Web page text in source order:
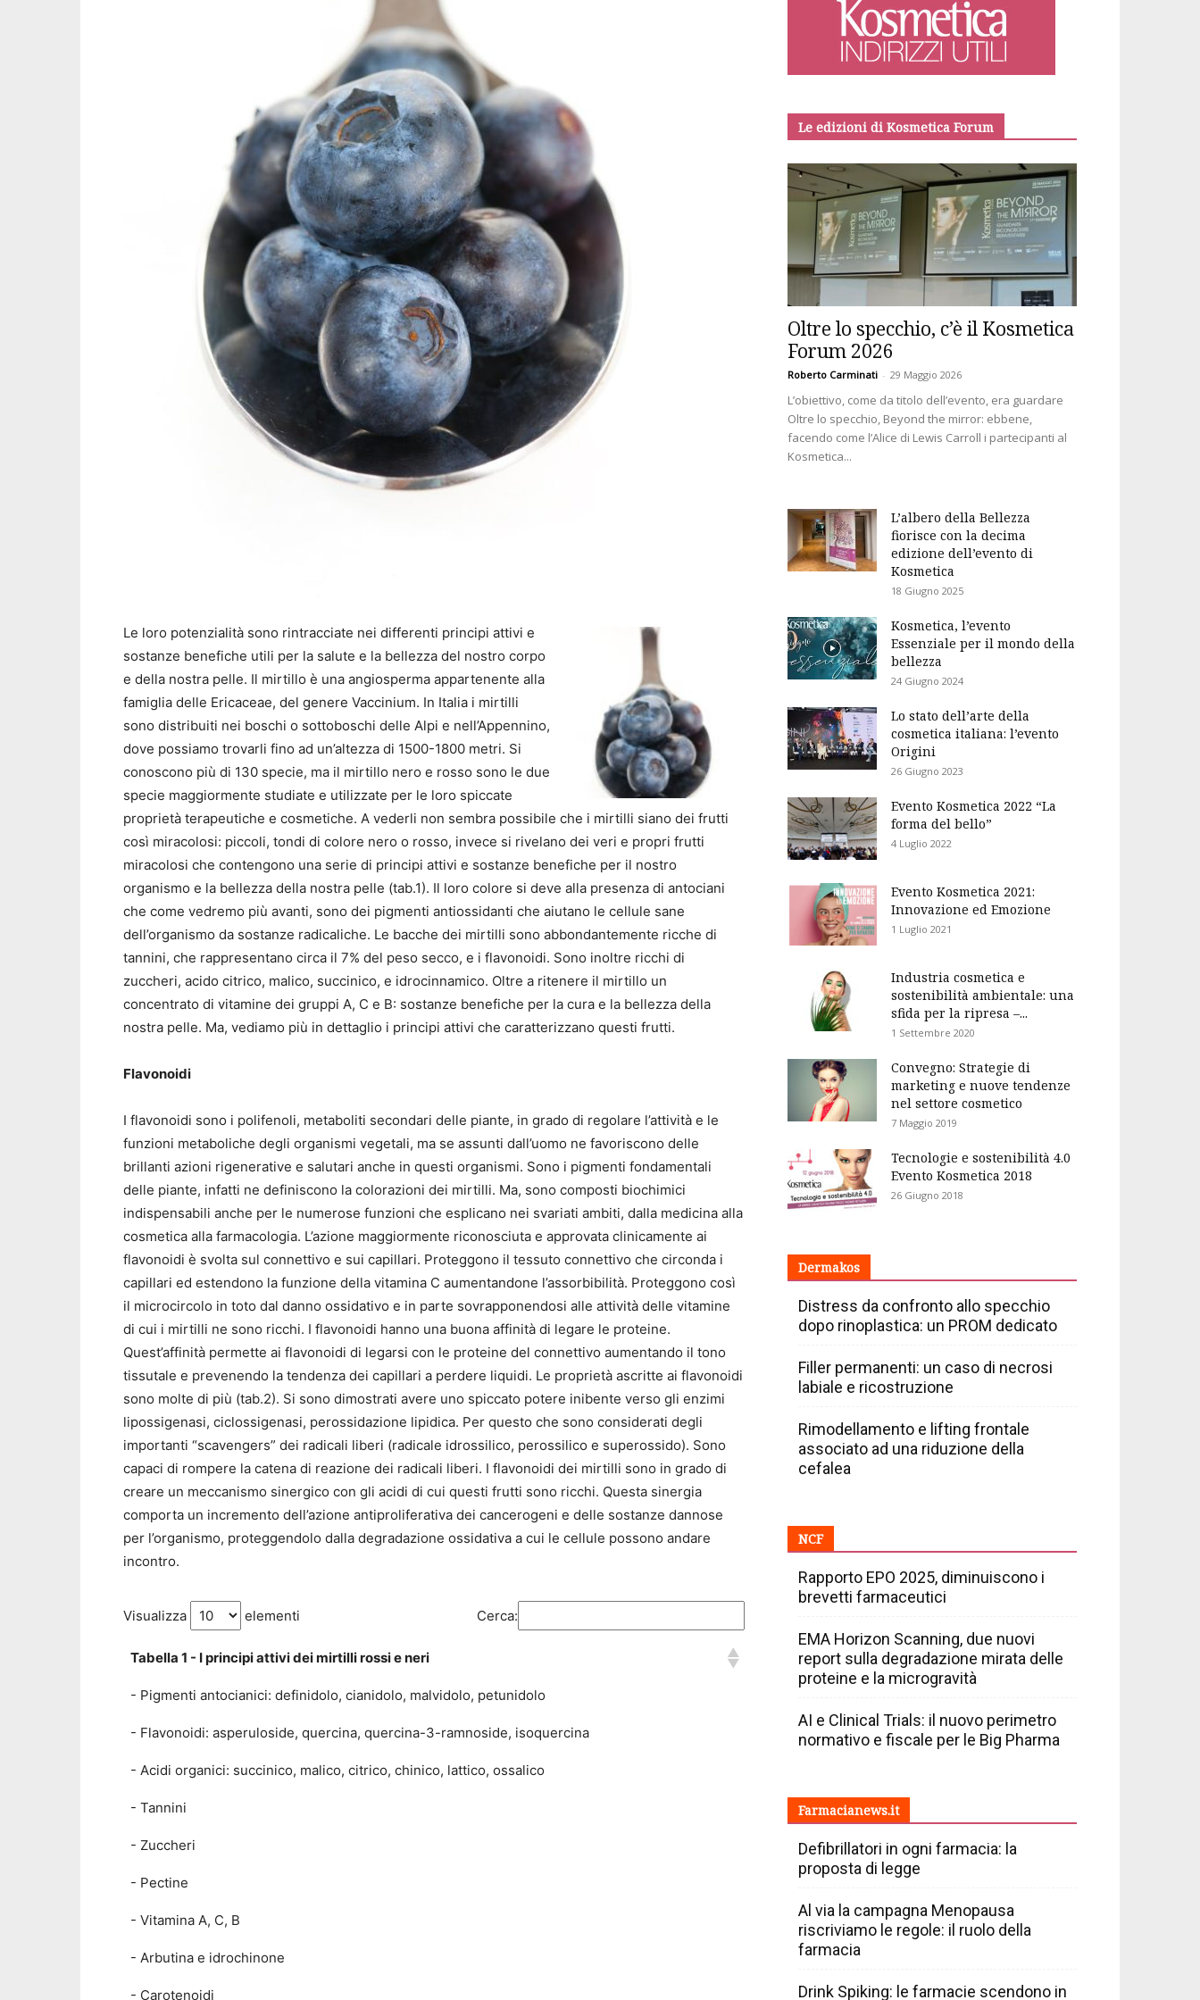
Le loro potenzialità sono rintracciate nei differenti principi attivi e
sostanze benefiche utili per la salute e la bellezza del nostro corpo
e della nostra pelle. Il mirtillo è una angiosperma appartenente alla
famiglia delle Ericaceae, del genere Vaccinium. In Italia i mirtilli
sono distribuiti nei boschi o sottoboschi delle Alpi e nell’Appennino,
dove possiamo trovarli fino ad un’altezza di 1500-1800 metri. Si
conoscono più di 130 specie, ma il mirtillo nero e rosso sono le due
specie maggiormente studiate e utilizzate per le loro spiccate
proprietà terapeutiche e cosmetiche. A vederli non sembra possibile che i mirtilli siano dei frutti
così miracolosi: piccoli, tondi di colore nero o rosso, invece si rivelano dei veri e propri frutti
miracolosi che contengono una serie di principi attivi e sostanze benefiche per il nostro
organismo e la bellezza della nostra pelle (tab.1). Il loro colore si deve alla presenza di antociani
che come vedremo più avanti, sono dei pigmenti antiossidanti che aiutano le cellule sane
dell’organismo da sostanze radicaliche. Le bacche dei mirtilli sono abbondantemente ricche di
tannini, che rappresentano circa il 7% del peso secco, e i flavonoidi. Sono inoltre ricchi di
zuccheri, acido citrico, malico, succinico, e idrocinnamico. Oltre a ritenere il mirtillo un
concentrato di vitamine dei gruppi A, C e B: sostanze benefiche per la cura e la bellezza della
nostra pelle. Ma, vediamo più in dettaglio i principi attivi che caratterizzano questi frutti.
Flavonoidi
I flavonoidi sono i polifenoli, metaboliti secondari delle piante, in grado di regolare l’attività e le
funzioni metaboliche degli organismi vegetali, ma se assunti dall’uomo ne favoriscono delle
brillanti azioni rigenerative e salutari anche in questi organismi. Sono i pigmenti fondamentali
delle piante, infatti ne definiscono la colorazioni dei mirtilli. Ma, sono composti biochimici
indispensabili anche per le numerose funzioni che esplicano nei svariati ambiti, dalla medicina alla
cosmetica alla farmacologia. L’azione maggiormente riconosciuta e approvata clinicamente ai
flavonoidi è svolta sul connettivo e sui capillari. Proteggono il tessuto connettivo che circonda i
capillari ed estendono la funzione della vitamina C aumentandone l’assorbibilità. Proteggono così
il microcircolo in toto dal danno ossidativo e in parte sovrapponendosi alle attività delle vitamine
di cui i mirtilli ne sono ricchi. I flavonoidi hanno una buona affinità di legare le proteine.
Quest’affinità permette ai flavonoidi di legarsi con le proteine del connettivo aumentando il tono
tissutale e prevenendo la tendenza dei capillari a perdere liquidi. Le proprietà ascritte ai flavonoidi
sono molte di più (tab.2). Si sono dimostrati avere uno spiccato potere inibente verso gli enzimi
lipossigenasi, ciclossigenasi, perossidazione lipidica. Per questo che sono considerati degli
importanti “scavengers” dei radicali liberi (radicale idrossilico, perossilico e superossido). Sono
capaci di rompere la catena di reazione dei radicali liberi. I flavonoidi dei mirtilli sono in grado di
creare un meccanismo sinergico con gli acidi di cui questi frutti sono ricchi. Questa sinergia
comporta un incremento dell’azione antiproliferativa dei cancerogeni e delle sostanze dannose
per l’organismo, proteggendolo dalla degradazione ossidativa a cui le cellule possono andare
incontro.
Visualizza elementi Cerca:
Tabella 1 - I principi attivi dei mirtilli rossi e neri
- Pigmenti antocianici: definidolo, cianidolo, malvidolo, petunidolo
- Flavonoidi: asperuloside, quercina, quercina-3-ramnoside, isoquercina
- Acidi organici: succinico, malico, citrico, chinico, lattico, ossalico
- Tannini
- Zuccheri
- Pectine
- Vitamina A, C, B
- Arbutina e idrochinone
- Carotenoidi
Le edizioni di Kosmetica Forum
Oltre lo specchio, c’è il Kosmetica
Forum 2026
Roberto Carminati - 29 Maggio 2026
L’obiettivo, come da titolo dell’evento, era guardare
Oltre lo specchio, Beyond the mirror: ebbene,
facendo come l’Alice di Lewis Carroll i partecipanti al
Kosmetica...
L’albero della Bellezza
fiorisce con la decima
edizione dell’evento di
Kosmetica
18 Giugno 2025
Kosmetica, l’evento
Essenziale per il mondo della
bellezza
24 Giugno 2024
Lo stato dell’arte della
cosmetica italiana: l’evento
Origini
26 Giugno 2023
Evento Kosmetica 2022 “La
forma del bello”
4 Luglio 2022
Evento Kosmetica 2021:
Innovazione ed Emozione
1 Luglio 2021
Industria cosmetica e
sostenibilità ambientale: una
sfida per la ripresa –...
1 Settembre 2020
Convegno: Strategie di
marketing e nuove tendenze
nel settore cosmetico
7 Maggio 2019
Tecnologie e sostenibilità 4.0
Evento Kosmetica 2018
26 Giugno 2018
Dermakos
Distress da confronto allo specchio
dopo rinoplastica: un PROM dedicato
Filler permanenti: un caso di necrosi
labiale e ricostruzione
Rimodellamento e lifting frontale
associato ad una riduzione della
cefalea
NCF
Rapporto EPO 2025, diminuiscono i
brevetti farmaceutici
EMA Horizon Scanning, due nuovi
report sulla degradazione mirata delle
proteine e la microgravità
AI e Clinical Trials: il nuovo perimetro
normativo e fiscale per le Big Pharma
Farmacianews.it
Defibrillatori in ogni farmacia: la
proposta di legge
Al via la campagna Menopausa
riscriviamo le regole: il ruolo della
farmacia
Drink Spiking: le farmacie scendono in